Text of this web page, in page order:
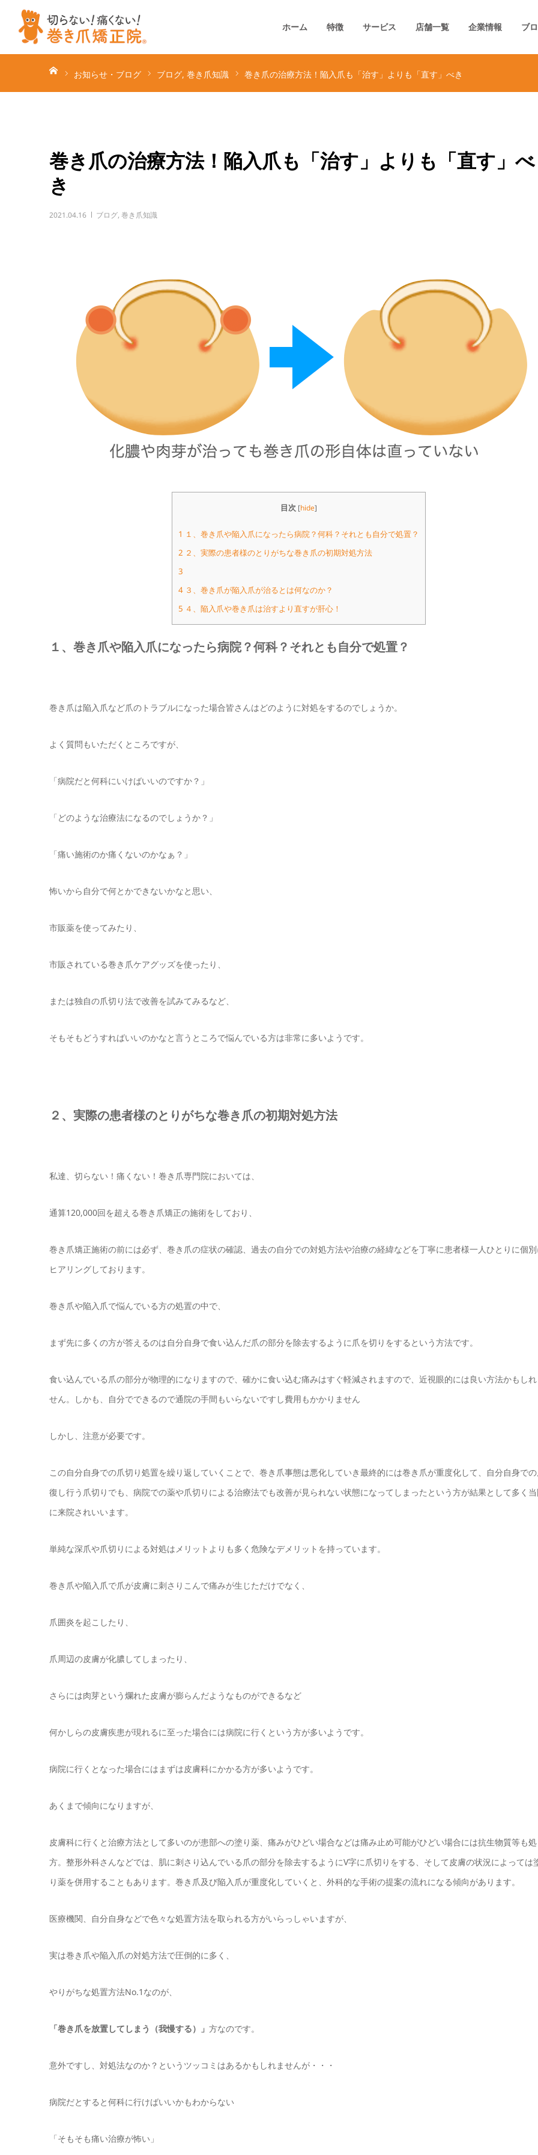
ホーム 特徴 サービス 店舗一覧 企業情報 ブ
お知らせ・ブログ ブログ 巻き爪知識 巻き爪の治療方法！陥入爪も「治す」よりも「直す」べき
巻き爪の治療方法！陥入爪も「治す」よりも「直す」べ
き
2021.04.16 ブログ, 巻き爪知識
目次 [hide]
1 １、巻き爪や陥入爪になったら病院？何科？それとも自分で処置？
2 ２、実際の患者様のとりがちな巻き爪の初期対処方法
3
4３、巻き爪が陥入爪が治るとは何なのか？
5 ４、陥入爪や巻き爪は治すより直すが肝心！
１、巻き爪や陥入爪になったら病院？何科？それとも自分で処置？
巻き爪は陥入爪など爪のトラブルになった場合皆さんはどのように対処をするのでしょうか。
よく質問もいただくところですが、
「病院だと何科にいけばいいのですか？」
「どのような治療法になるのでしょうか？」
「痛い施術のか痛くないのかなぁ？」
怖いから自分で何とかできないかなと思い、
市販薬を使ってみたり、
市販されている巻き爪ケアグッズを使ったり、
または独自の爪切り法で改善を試みてみるなど、
そもそもどうすればいいのかなと言うところで悩んでいる方は非常に多いようです。
２、実際の患者様のとりがちな巻き爪の初期対処方法
私達、切らない！痛くない！巻き爪専門院においては、
通算120,000回を超える巻き爪矯正の施術をしており、
巻き爪矯正施術の前には必ず、巻き爪の症状の確認、過去の自分での対処方法や治療の経緯などを丁寧に患者様一人ひとりに個
ヒアリングしております。
巻き爪や陥入爪で悩んでいる方の処置の中で、
まず先に多くの方が答えるのは自分自身で食い込んだ爪の部分を除去するように爪を切りをするという方法です。
食い込んでいる爪の部分が物理的になりますので、確かに食い込む痛みはすぐ軽減されますので、近視眼的には良い方法かもし
せん。しかも、自分でできるので通院の手間もいらないですし費用もかかりません
しかし、注意が必要です。
この自分自身での爪切り処置を繰り返していくことで、巻き爪事態は悪化していき最終的には巻き爪が重度化して、自分自身で
復し行う爪切りでも、病院での薬や爪切りによる治療法でも改善が見られない状態になってしまったという方が結果として多く
に来院されいいます。
単純な深爪や爪切りによる対処はメリットよりも多く危険なデメリットを持っています。
巻き爪や陥入爪で爪が皮膚に刺さりこんで痛みが生じただけでなく、
爪囲炎を起こしたり、
爪周辺の皮膚が化膿してしまったり、
さらには肉芽という爛れた皮膚が膨らんだようなものができるなど
何かしらの皮膚疾患が現れるに至った場合には病院に行くという方が多いようです。
病院に行くとなった場合にはまずは皮膚科にかかる方が多いようです。
あくまで傾向になりますが、
皮膚科に行くと治療方法として多いのが患部への塗り薬、痛みがひどい場合などは痛み止め可能がひどい場合には抗生物質等も処
方。整形外科さんなどでは、肌に刺さり込んでいる爪の部分を除去するようにV字に爪切りをする、そして皮膚の状況によっては
り薬を併用することもあります。巻き爪及び陥入爪が重度化していくと、外科的な手術の提案の流れになる傾向があります。
医療機関、自分自身などで色々な処置方法を取られる方がいらっしゃいますが、
実は巻き爪や陥入爪の対処方法で圧倒的に多く、
やりがちな処置方法No.1なのが、
「巻き爪を放置してしまう（我慢する）」 方なのです。
意外ですし、対処法なのか？というツッコミはあるかもしれませんが・・・
病院だとすると何科に行けばいいかもわからない
「そもそも痛い治療が怖い」